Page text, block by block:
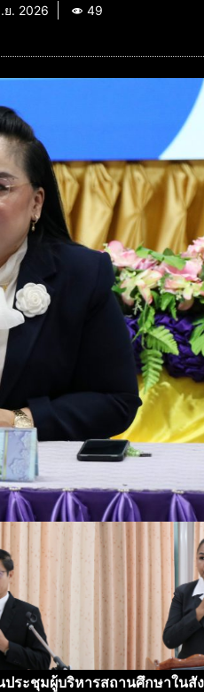
ย. 2026 49
ระชุมผู้บริหารสถานศึกษาในสั